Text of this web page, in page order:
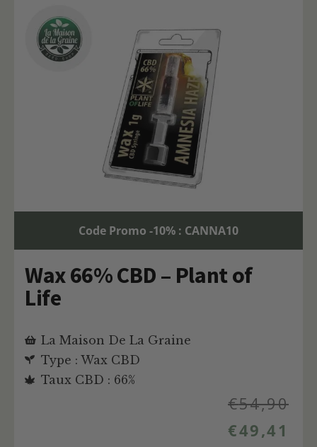
Code Promo -10% : CANNA10
Wax 66% CBD – Plant of
Life
La Maison De La Graine
Type : Wax CBD
Taux CBD : 66%
€54,90
€49,41